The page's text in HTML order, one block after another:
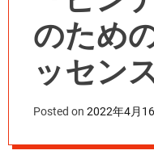
のため
ッセン
ーポレ
Posted on 2022年4月